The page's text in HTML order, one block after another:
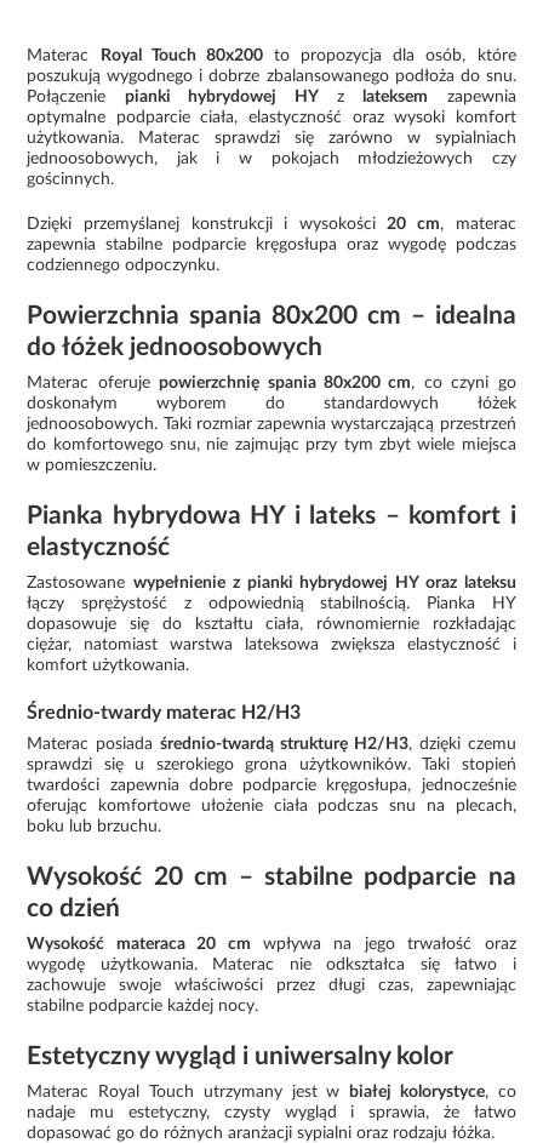
Materac Royal Touch 80x200to propozycja dla osób, które
poszukują wygodnego i dobrze zbalansowanego podłoża do snu.
Połączenie pianki hybrydowej HYz lateksem zapewnia
optymalne podparcie ciała, elastyczność oraz wysoki komfort
użytkowania. Materac sprawdzi się zarówno w sypialniach
jednoosobowych, jak i w pokojach młodzieżowych czy
gościnnych.
Dzięki przemyślanej konstrukcji i wysokości20 cm, materac
zapewnia stabilne podparcie kręgosłupa oraz wygodę podczas
codziennego odpoczynku.
Powierzchnia spania 80x200 cm – idealna
do łóżek jednoosobowych
Materac oferujepowierzchnię spania 80x200 cm, co czyni go
doskonałym wyborem do standardowych łóżek
jednoosobowych. Taki rozmiar zapewnia wystarczającą przestrzeń
do komfortowego snu, nie zajmując przy tym zbyt wiele miejsca
w pomieszczeniu.
Pianka hybrydowa HY i lateks – komfort i
elastyczność
Zastosowanewypełnienie z pianki hybrydowej HY oraz lateksu
łączy sprężystość z odpowiednią stabilnością. Pianka HY
dopasowuje się do kształtu ciała, równomiernie rozkładając
ciężar, natomiast warstwa lateksowa zwiększa elastyczność i
komfort użytkowania.
Średnio-twardy materac H2/H3
Materac posiadaśrednio-twardą strukturę H2/H3, dzięki czemu
sprawdzi się u szerokiego grona użytkowników. Taki stopień
twardości zapewnia dobre podparcie kręgosłupa, jednocześnie
oferując komfortowe ułożenie ciała podczas snu na plecach,
boku lub brzuchu.
Wysokość 20 cm – stabilne podparcie na
co dzień
Wysokość materaca 20 cm wpływa na jego trwałość oraz
wygodę użytkowania. Materac nie odkształca się łatwo i
zachowuje swoje właściwości przez długi czas, zapewniając
stabilne podparcie każdej nocy.
Estetyczny wygląd i uniwersalny kolor
Materac Royal Touch utrzymany jest w białej kolorystyce, co
nadaje mu estetyczny, czysty wygląd i sprawia, że łatwo
dopasować go do różnych aranżacji sypialni oraz rodzaju łóżka.